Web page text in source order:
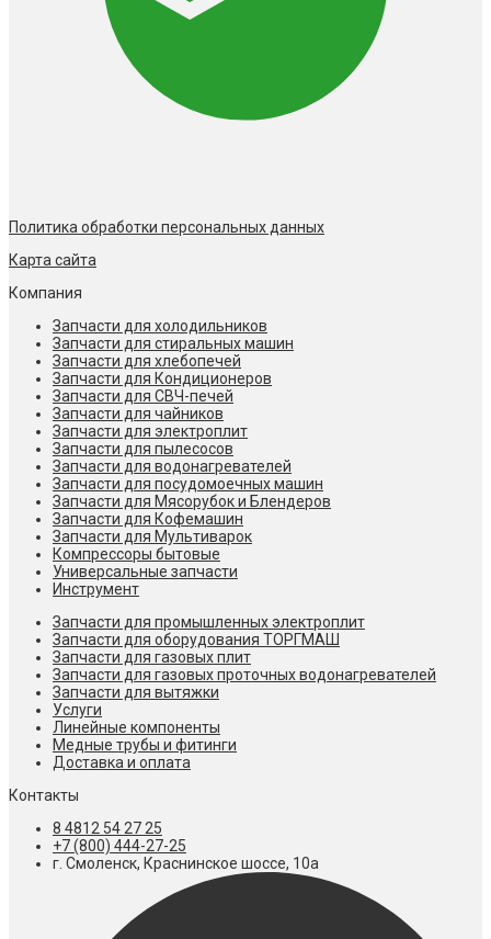
Политика обработки персональных данных
Карта сайта
Компания
Запчасти для холодильников
Запчасти для стиральных машин
Запчасти для хлебопечей
Запчасти для Кондиционеров
Запчасти для СВЧ-печей
Запчасти для чайников
Запчасти для электроплит
Запчасти для пылесосов
Запчасти для водонагревателей
Запчасти для посудомоечных машин
Запчасти для Мясорубок и Блендеров
Запчасти для Кофемашин
Запчасти для Мультиварок
Компрессоры бытовые
Универсальные запчасти
Инструмент
Запчасти для промышленных электроплит
Запчасти для оборудования ТОРГМАШ
Запчасти для газовых плит
Запчасти для газовых проточных водонагревателей
Запчасти для вытяжки
Услуги
Линейные компоненты
Медные трубы и фитинги
Доставка и оплата
Контакты
8 4812 54 27 25
+7 (800) 444-27-25
г. Смоленск, Краснинское шоссе, 10а